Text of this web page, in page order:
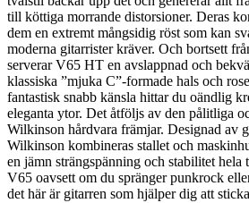
till köttiga morrande distorsioner. Deras
dem en extremt mångsidig röst som kan
moderna gitarrister kräver. Och bortsett
serverar V65 HT en avslappnad och
klassiska ”mjuka C”-formade hals och
fantastisk snabb känsla hittar du oändlig
eleganta ytor. Det åtföljs av den pålitliga
Wilkinson hårdvara främjar. Designad av
Wilkinson kombineras stallet och
en jämn strängspänning och stabilitet
V65 oavsett om du spränger punkrock
det här är gitarren som hjälper dig att